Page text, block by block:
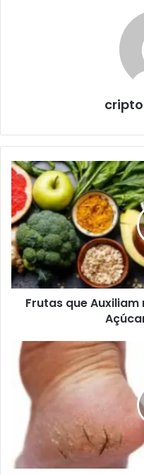
Frutas
que
Auxiliam
no
Controle
dos
Níveis
de
Açúcar
Frutas que
Dicas
Pés
Rachados:
Como
Cuidar
Restaurar
a